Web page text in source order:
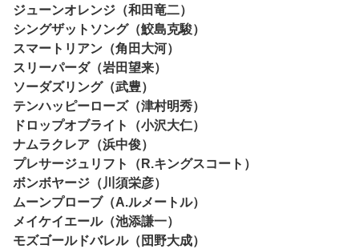
ジューンオレンジ（和田竜二）
シングザットソング（鮫島克駿）
スマートリアン（角田大河）
スリーパーダ（岩田望来）
ソーダズリング（武豊）
テンハッピーローズ（津村明秀）
ドロップオブライト（小沢大仁）
ナムラクレア（浜中俊）
プレサージュリフト（R.キングスコート）
ボンボヤージ（川須栄彦）
ムーンプローブ（A.ルメートル）
メイケイエール（池添謙一）
モズゴールドバレル（団野大成）